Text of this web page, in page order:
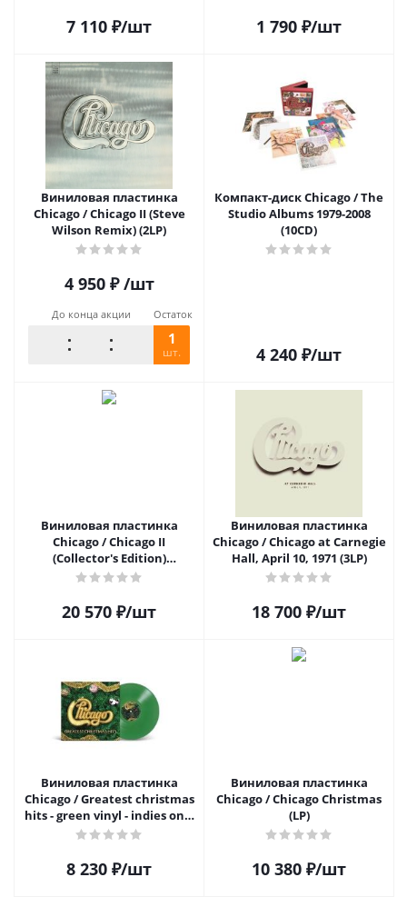
7 110 ₽/шт 1 790 ₽/шт
Виниловая пластинка
Chicago / Chicago II (Steve
Wilson Remix) (2LP)
4 950₽ /шт
До конца акции Остаток
1
шт.
Компакт-диск Chicago / The
Studio Albums 1979-2008
(10CD)
4 240 ₽/шт
Виниловая пластинка
Chicago / Chicago II
(Collector's Edition)
(2LP+2CD+DVD)
20 570 ₽/шт
Виниловая пластинка
Chicago / Chicago at Carnegie
Hall, April 10, 1971 (3LP)
18 700 ₽/шт
Виниловая пластинка
Chicago / Greatest christmas
hits - green vinyl - indies only
(1LP)
8 230 ₽/шт
Виниловая пластинка
Chicago / Chicago Christmas
(LP)
10 380 ₽/шт